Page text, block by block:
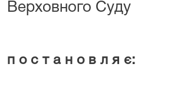
Верховного Суду
п о с т а н о в л я є: